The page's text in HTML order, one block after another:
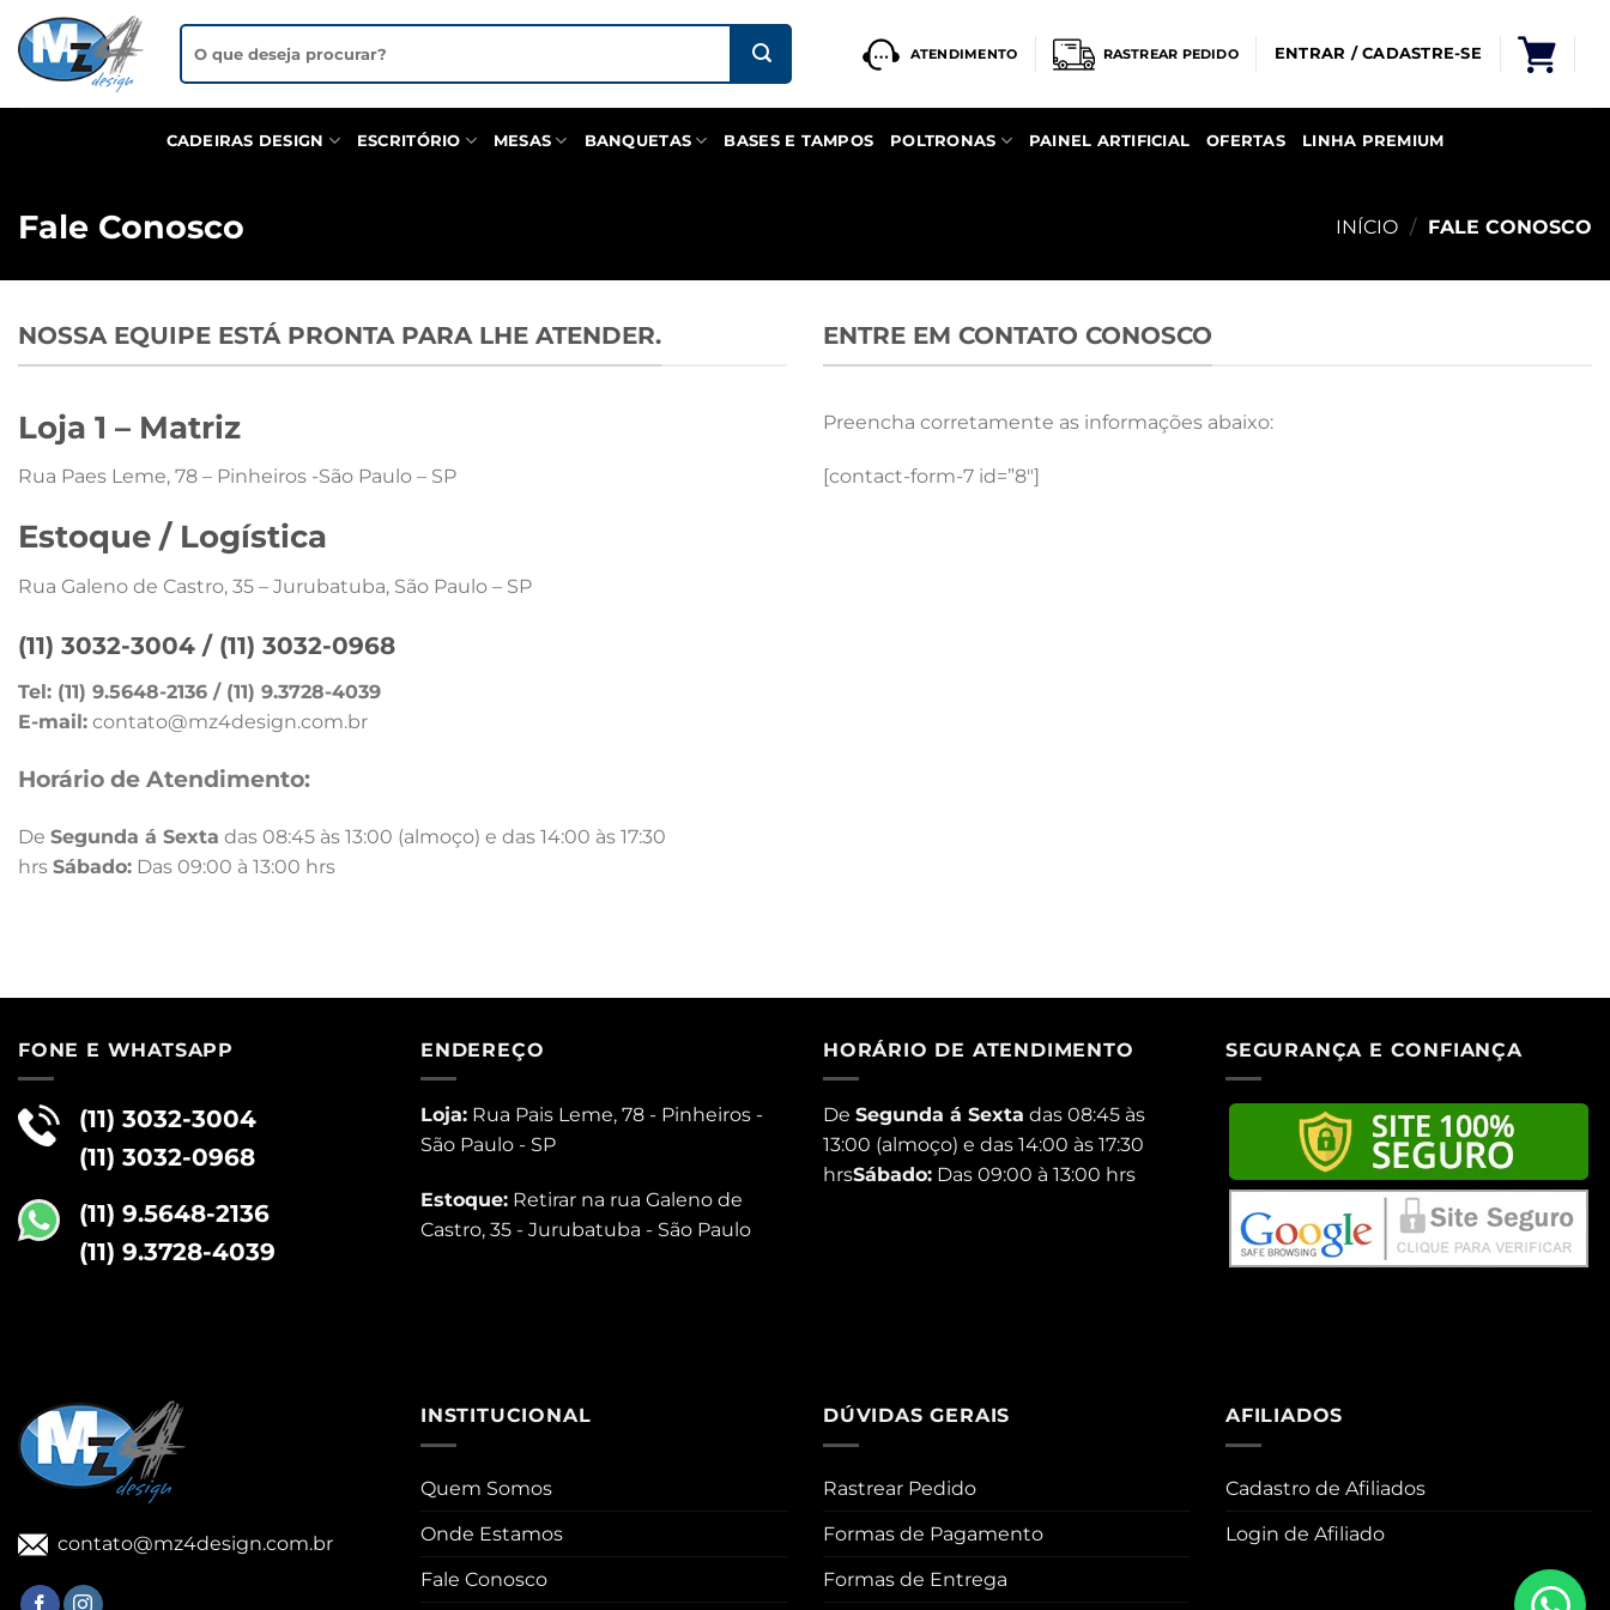
to
content
Pesquisar
por:
ATENDIMENTO RASTREAR PEDIDO ENTRAR / CADASTRE-SE
CADEIRAS DESIGN ESCRITÓRIO MESAS BANQUETAS BASES E TAMPOS POLTRONAS PAINEL ARTIFICIAL OFERTAS LINHA PREMIUM
Fale Conosco INÍCIO / FALE CONOSCO
NOSSA EQUIPE ESTÁ PRONTA PARA LHE ATENDER.
Loja 1 – Matriz
Rua Paes Leme, 78 – Pinheiros -São Paulo – SP
Estoque / Logística
Rua Galeno de Castro, 35 – Jurubatuba, São Paulo – SP
(11) 3032-3004 / (11) 3032-0968
Tel: (11) 9.5648-2136 / (11) 9.3728-4039
E-mail: contato@mz4design.com.br
Horário de Atendimento:
De Segunda á Sexta das 08:45 às 13:00 (almoço) e das 14:00 às 17:30
hrs Sábado: Das 09:00 à 13:00 hrs
ENTRE EM CONTATO CONOSCO
Preencha corretamente as informações abaixo:
[contact-form-7 id=”8″]
FONE E WHATSAPP
(11) 3032-3004
(11) 3032-0968
(11) 9.5648-2136
(11) 9.3728-4039
ENDEREÇO
Loja: Rua Pais Leme, 78 - Pinheiros -
São Paulo - SP
Estoque: Retirar na rua Galeno de
Castro, 35 - Jurubatuba - São Paulo
HORÁRIO DE ATENDIMENTO
De Segunda á Sexta das 08:45 às
13:00 (almoço) e das 14:00 às 17:30
hrsSábado: Das 09:00 à 13:00 hrs
SEGURANÇA E CONFIANÇA
contato@mz4design.com.br
INSTITUCIONAL
Quem Somos
Onde Estamos
Fale Conosco
DÚVIDAS GERAIS
Rastrear Pedido
Formas de Pagamento
Formas de Entrega
AFILIADOS
Cadastro de Afiliados
Login de Afiliado